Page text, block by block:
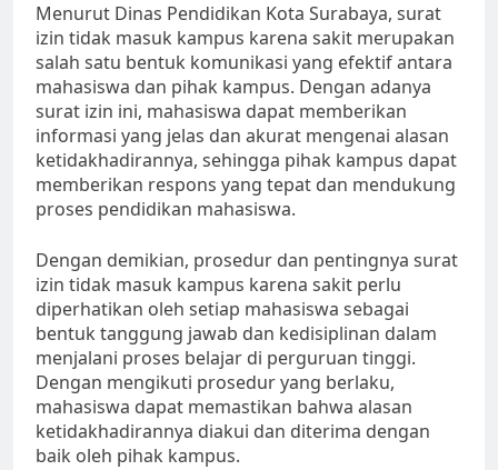
Menurut Dinas Pendidikan Kota Surabaya, surat
izin tidak masuk kampus karena sakit merupakan
salah satu bentuk komunikasi yang efektif antara
mahasiswa dan pihak kampus. Dengan adanya
surat izin ini, mahasiswa dapat memberikan
informasi yang jelas dan akurat mengenai alasan
ketidakhadirannya, sehingga pihak kampus dapat
memberikan respons yang tepat dan mendukung
proses pendidikan mahasiswa.
Dengan demikian, prosedur dan pentingnya surat
izin tidak masuk kampus karena sakit perlu
diperhatikan oleh setiap mahasiswa sebagai
bentuk tanggung jawab dan kedisiplinan dalam
menjalani proses belajar di perguruan tinggi.
Dengan mengikuti prosedur yang berlaku,
mahasiswa dapat memastikan bahwa alasan
ketidakhadirannya diakui dan diterima dengan
baik oleh pihak kampus.